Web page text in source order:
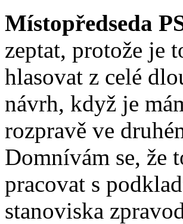
Místopředseda
zeptat, protože je
hlasovat z celé
návrh, když je
rozpravě ve
Domnívám se, že
pracovat s
stanoviska